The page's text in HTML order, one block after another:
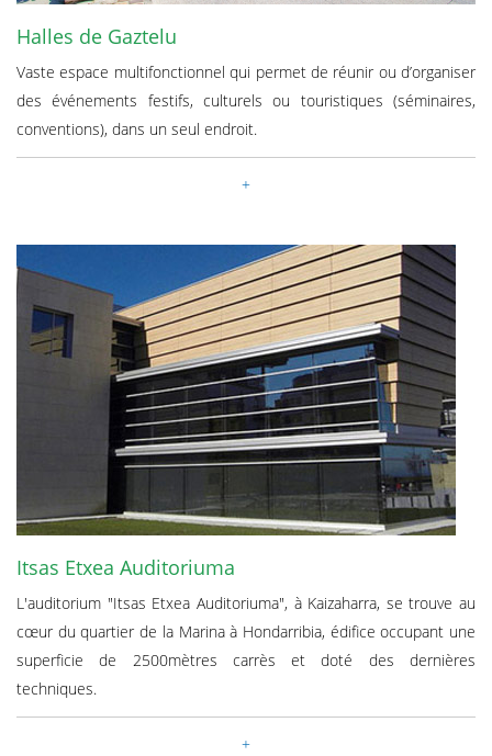
Halles de Gaztelu
Vaste espace multifonctionnel qui permet de réunir ou d’organiser
des événements festifs, culturels ou touristiques (séminaires,
conventions), dans un seul endroit.
Itsas Etxea Auditoriuma
L'auditorium "Itsas Etxea Auditoriuma", à Kaizaharra, se trouve au
cœur du quartier de la Marina à Hondarribia, édifice occupant une
superficie de 2500mètres carrès et doté des dernières
techniques.